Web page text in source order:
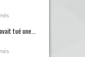
tué une...